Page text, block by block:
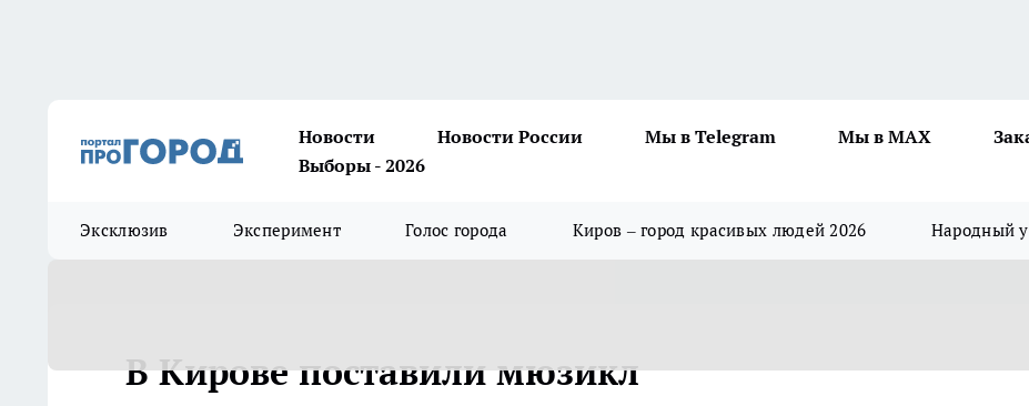
Новости Новости России Мы в Telegram Мы в MAX
Выборы - 2026
Эксклюзив Эксперимент Голос города Киров – город красивых людей 2026 Народный
В Кирове поставили мюзикл